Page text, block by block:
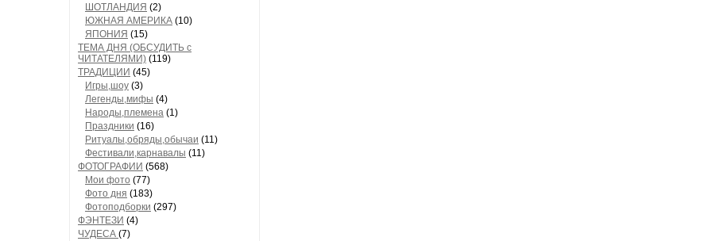
ШОТЛАНДИЯ (2)
ЮЖНАЯ АМЕРИКА (10)
ЯПОНИЯ (15)
ТЕМА ДНЯ (ОБСУДИТЬ с
ЧИТАТЕЛЯМИ) (119)
ТРАДИЦИИ (45)
Игры,шоу (3)
Легенды,мифы (4)
Народы,племена (1)
Праздники (16)
Ритуалы,обряды,обычаи (11)
Фестивали,карнавалы (11)
ФОТОГРАФИИ (568)
Мои фото (77)
Фото дня (183)
Фотоподборки (297)
ФЭНТЕЗИ (4)
ЧУДЕСА (7)